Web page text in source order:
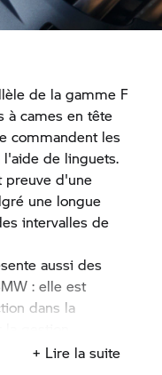
sert donc de
de la gamme F
à cames en tête
commandent les
de linguets.
preuve d'une
une longue
intervalles de
aussi des
: elle est
dans la
d'un
+ Lire la suite